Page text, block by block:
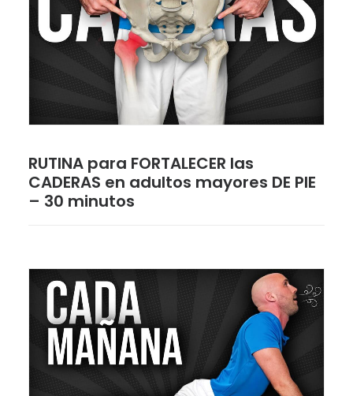
RUTINA para FORTALECER las
CADERAS en adultos mayores DE PIE
– 30 minutos